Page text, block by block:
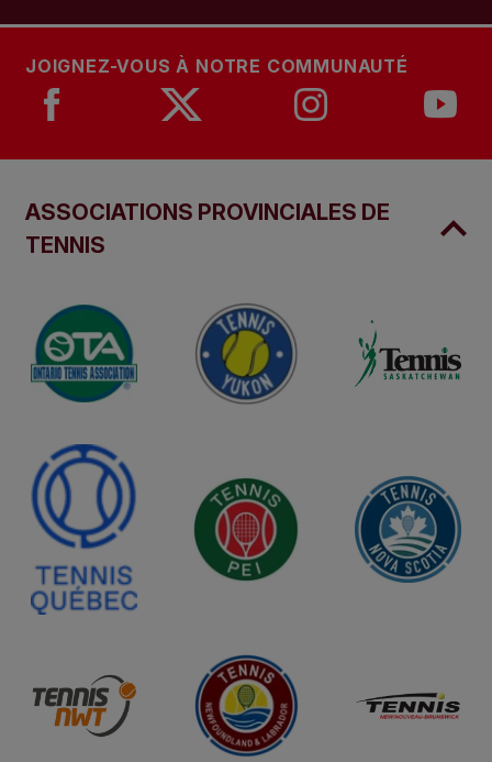
JOIGNEZ-VOUS À NOTRE COMMUNAUTÉ
ASSOCIATIONS PROVINCIALES DE
TENNIS